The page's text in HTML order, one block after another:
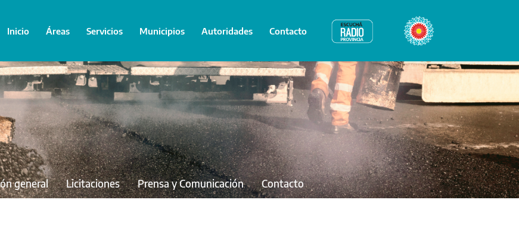
Inicio Áreas Servicios Municipios Autoridades Contacto Radio Provincia Bicentenario
general Licitaciones Prensa y Comunicación Contacto